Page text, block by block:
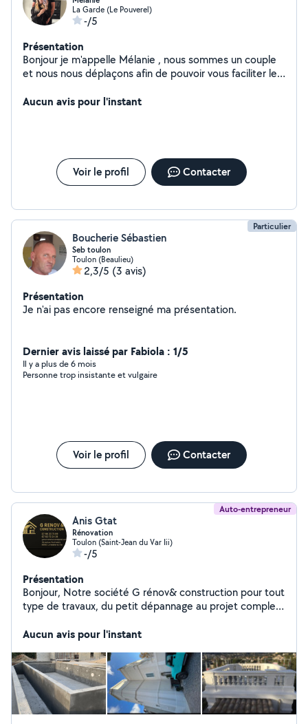
La Garde (Le Pouverel)
-/5
Présentation
Bonjour je m'appelle Mélanie , nous sommes un couple
et nous nous déplaçons afin de pouvoir vous faciliter les
besoin, livraison de colis , courses ect
Aucun avis pour l'instant
Voir le profil Contacter
Particulier
Boucherie Sébastien
Seb toulon
Toulon (Beaulieu)
2,3/5 (3 avis)
Présentation
Je n'ai pas encore renseigné ma présentation.
Dernier avis laissé par Fabiola : 1/5
Il y a plus de 6 mois
Personne trop insistante et vulgaire
Voir le profil Contacter
Auto-entrepreneur
Anis Gtat
Rénovation
Toulon (Saint-Jean du Var Iii)
-/5
Présentation
Bonjour, Notre société G rénov& construction pour tout
type de travaux, du petit dépannage au projet complets
bâtiment tout corps d'état, nous vous accompagnons
choisir : Devis gratuit et rapide Respect des délais
Garantie d'un travail propre et professionnel Suivi
personnalisé du chantier. N'hésitez pas à nous solliciter,
nous serons ravis de vous accompagner dans votre
projet. Notre priorité la satisfaction de nos clients
Aucun avis pour l'instant